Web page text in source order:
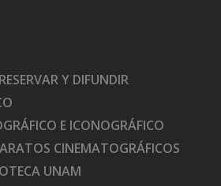
Y DIFUNDIR
E ICONOGRÁFICO
CINEMATOGRÁFICOS
UNAM